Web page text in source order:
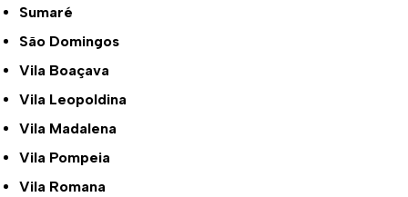
Sumaré
São Domingos
Vila Boaçava
Vila Leopoldina
Vila Madalena
Vila Pompeia
Vila Romana